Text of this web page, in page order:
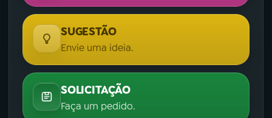
SUGESTÃO
Envie uma ideia.
SOLICITAÇÃO
Faça um pedido.